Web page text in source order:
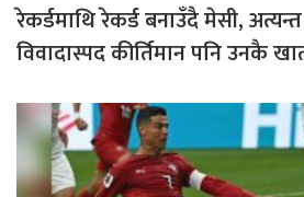
रेकर्डमाथि रेकर्ड बनाउँदै मेसी,
विवादास्पद कीर्तिमान पनि उनकै